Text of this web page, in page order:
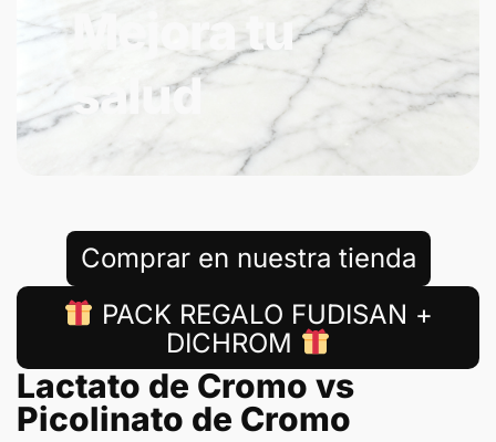
Mejora tu
salud
Comprar en nuestra tienda
PACK REGALO FUDISAN +
DICHROM
Lactato de Cromo vs
Picolinato de Cromo